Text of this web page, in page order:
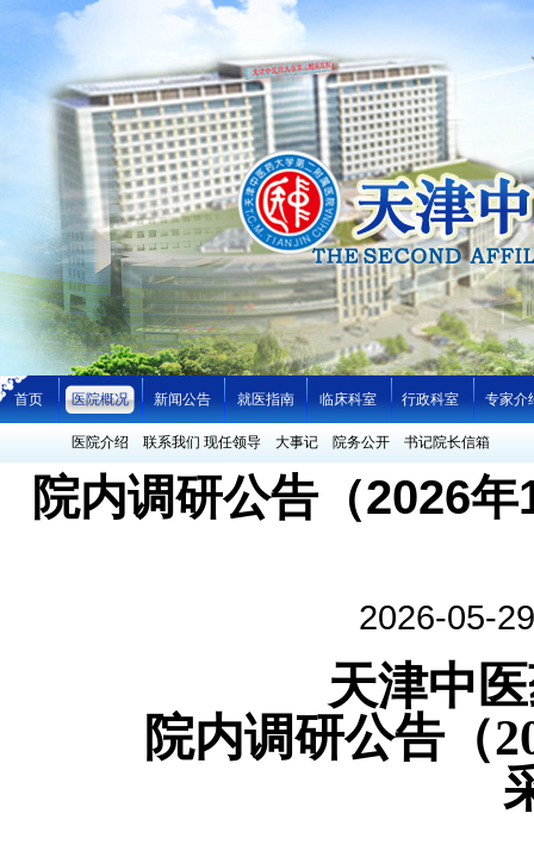
首页 医院概况 新闻公告 就医指南 临床科室 行政科室 专家介
医院介绍 联系我们 现任领导 大事记 院务公开 书记院长信箱
院内调研公告（2026
2026-05-
天津中医
院内调研公告（